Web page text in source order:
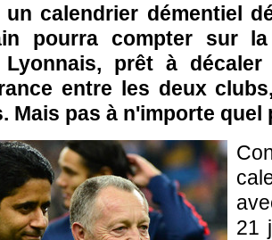
calendrier démentiel
pourra compter sur
Lyonnais, prêt à
entre les deux
Mais pas à n'importe
21